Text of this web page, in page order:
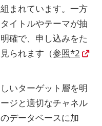
まれています。一方
イトルやテーマが抽
確で、申し込みをた
られます（参照*2
いターゲット層を明
ジと適切なチャネル
データベースに加